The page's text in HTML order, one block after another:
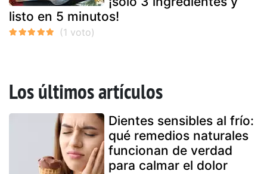
listo en 5 minutos!
Los últimos artículos
Dientes sensibles al frío:
qué remedios naturales
funcionan de verdad
para calmar el dolor